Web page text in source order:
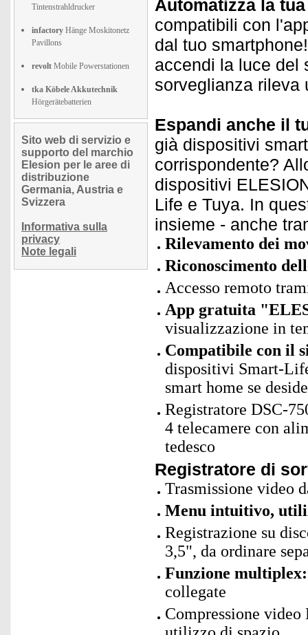
Tintenstrahldrucker
infactory Hänge Moskitonetz
Pavillons
revolt Mobile Powerstationen
tka Köbele Akkutechnik
Hörgerätebatterien
Sito web di servizio e
supporto del marchio
Elesion per le aree di
distribuzione
Germania, Austria e
Svizzera
Informativa sulla
privacy
Note legali
Automatizza la
compatibili con
dal tuo
accendi la luce del
sorveglianza rileva
Espandi anche il
già dispositivi
corrispondente?
dispositivi
Life e Tuya. In
insieme - anche
Rilevamento dei
Riconoscimento
Accesso remoto
App gratuita
visualizzazione in
Compatibile con il
dispositivi Smart-
smart home se
Registratore DSC-
4 telecamere con
tedesco
Registratore di
Trasmissione video
Menu intuitivo,
Registrazione su
3,5", da ordinare
Funzione multiplex:
collegate
Compressione